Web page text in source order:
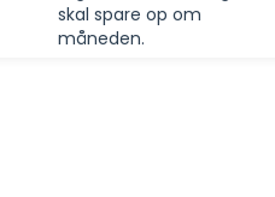
skal spare op om
måneden.